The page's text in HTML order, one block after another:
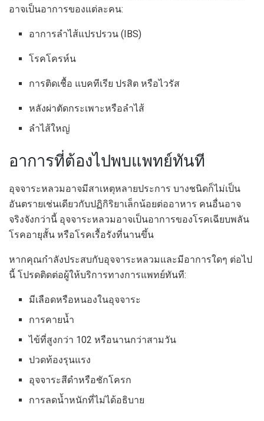
อาจเป็นอาการของแต่ละคน:
อาการลำไส้แปรปรวน (IBS)
โรคโครห์น
การติดเชื้อ แบคทีเรีย ปรสิต หรือไวรัส
หลังผ่าตัดกระเพาะหรือลำไส้
ลำไส้ใหญ่
อาการที่ต้องไปพบแพทย์ทันที
อุจจาระหลวมอาจมีสาเหตุหลายประการ บางชนิดก็ไม่เป็น
อันตรายเช่นเดียวกับปฏิกิริยาเล็กน้อยต่ออาหาร คนอื่นอาจ
จริงจังกว่านี้ อุจจาระหลวมอาจเป็นอาการของโรคเฉียบพลัน
โรคอายุสั้น หรือโรคเรื้อรังที่นานขึ้น
หากคุณกำลังประสบกับอุจจาระหลวมและมีอาการใดๆ ต่อไป
นี้ โปรดติดต่อผู้ให้บริการทางการแพทย์ทันที:
มีเลือดหรือหนองในอุจจาระ
การคายน้ำ
ไข้ที่สูงกว่า 102 หรือนานกว่าสามวัน
ปวดท้องรุนแรง
อุจจาระสีดำหรือชักโครก
การลดน้ำหนักที่ไม่ได้อธิบาย